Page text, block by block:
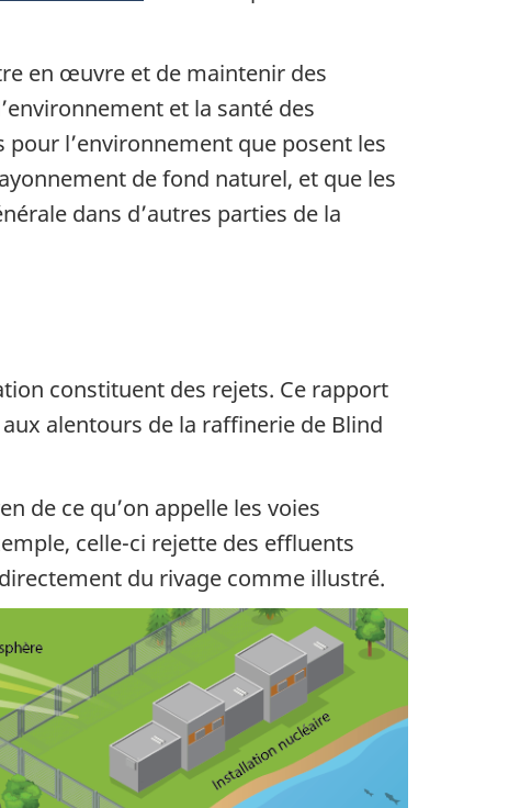
en œuvre et de maintenir des
et la santé des
l’environnement que posent les
de fond naturel, et que les
dans d’autres parties de la
constituent des rejets. Ce rapport
alentours de la raffinerie de Blind
de ce qu’on appelle les voies
celle-ci rejette des effluents
du rivage comme illustré.